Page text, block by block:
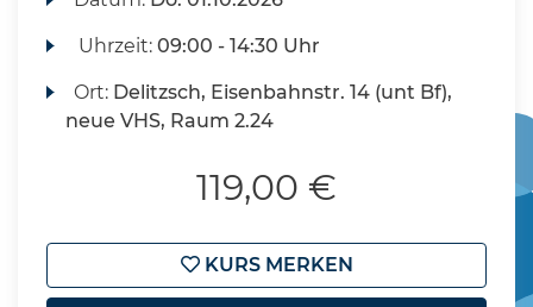
Uhrzeit:09:00 - 14:30 Uhr
Ort: Delitzsch, Eisenbahnstr. 14 (unt Bf),
neue VHS, Raum 2.24
119,00 €
KURS MERKEN